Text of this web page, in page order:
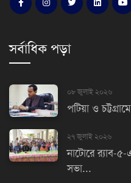
সর্বাধিক পড়া
০৮ জুলাই ২০২৬
পটিয়া ও
২৭ জুলাই ২০২৬
নাটোরে র‌্যাব-
সভা...